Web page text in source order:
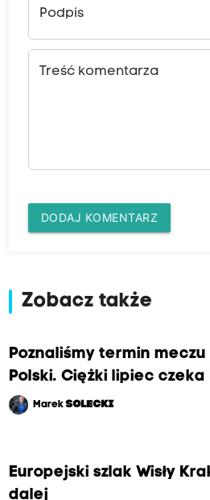
Podpis
Treść komentarza
DODAJ KOMENTARZ
Zobacz także
Poznaliśmy termin
Polski. Ciężki lipiec czeka
MarekSOLECKI
Europejski szlak Wisły
dalej